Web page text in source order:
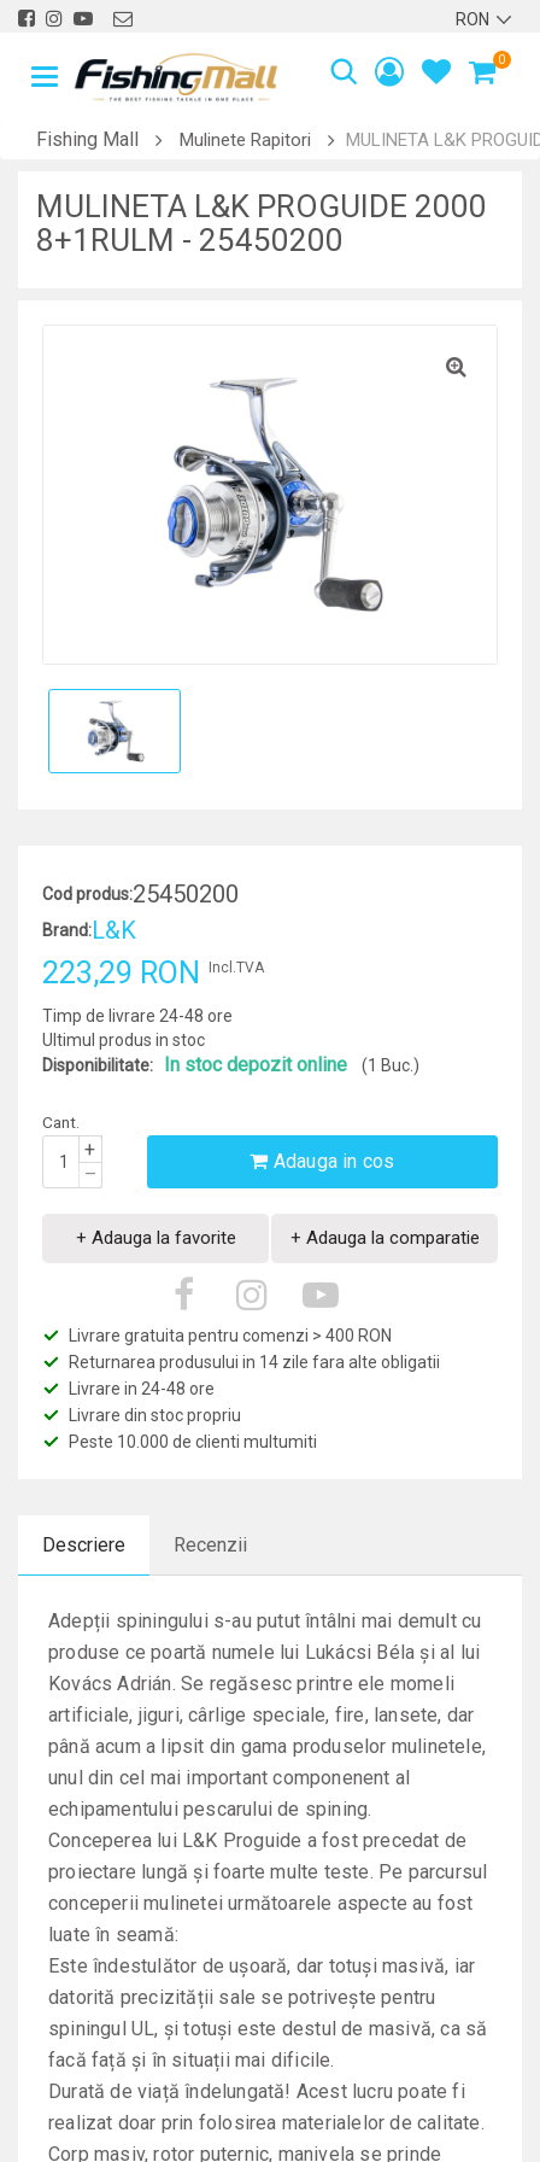
0
Fishing Mall Mulinete Rapitori MULINETA L&K
MULINETA L&K PROGUIDE 2000
8+1RULM - 25450200
Cod produs:25450200
Brand:L&K
223,29 RON Incl.TVA
Timp de livrare 24-48 ore
Ultimul produs in stoc
Disponibilitate:
In stoc depozit online (1 Buc.)
Cant.
+
–
Adauga in cos
+ Adauga la favorite + Adauga la comparatie
Livrare gratuita pentru comenzi > 400 RON
Returnarea produsului in 14 zile fara alte obligatii
Livrare in 24-48 ore
Livrare din stoc propriu
Peste 10.000 de clienti multumiti
Descriere Recenzii
Adepții spiningului s-au putut întâlni mai demult cu
produse ce poartă numele lui Lukácsi Béla și al lui
Kovács Adrián. Se regăsesc printre ele momeli
artificiale, jiguri, cârlige speciale, fire, lansete, dar
până acum a lipsit din gama produselor mulinetele,
unul din cel mai important componenent al
echipamentului pescarului de spining.
Conceperea lui L&K Proguide a fost precedat de
proiectare lungă și foarte multe teste. Pe parcursul
conceperii mulinetei următoarele aspecte au fost
luate în seamă:
Este îndestulător de ușoară, dar totuși masivă, iar
datorită precizității sale se potrivește pentru
spiningul UL, și totuși este destul de masivă, ca să
facă față și în situații mai dificile.
Durată de viață îndelungată! Acest lucru poate fi
realizat doar prin folosirea materialelor de calitate.
Corp masiv, rotor puternic, manivela se prinde